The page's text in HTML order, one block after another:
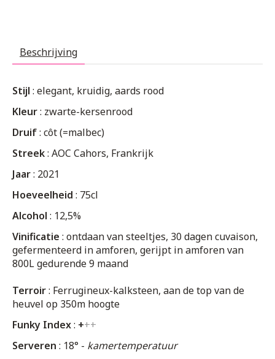
Beschrijving
Stijl : elegant, kruidig, aards rood
Kleur: zwarte-kersenrood
Druif: côt (=malbec)
Streek: AOC Cahors, Frankrijk
Jaar: 2021
Hoeveelheid : 75cl
Alcohol : 12,5%
Vinificatie : ontdaan van steeltjes, 30 dagen cuvaison,
gefermenteerd in amforen, gerijpt in amforen van
800L gedurende 9 maand
Terroir: Ferrugineux-kalksteen, aan de top van de
heuvel op 350m hoogte
Funky Index: +++
Serveren : 18° - kamertemperatuur